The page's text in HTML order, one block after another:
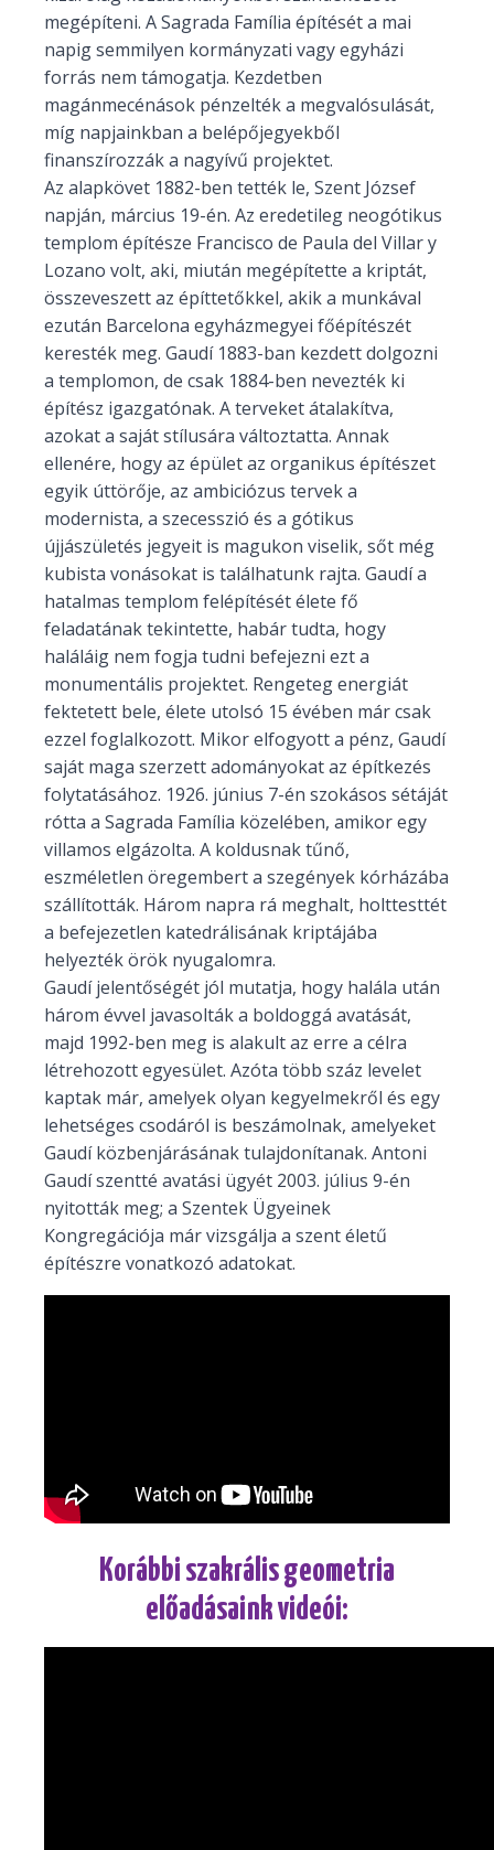
megépíteni. A Sagrada Família építését a mai
napig semmilyen kormányzati vagy egyházi
forrás nem támogatja. Kezdetben
magánmecénások pénzelték a megvalósulását,
míg napjainkban a belépőjegyekből
finanszírozzák a nagy­ívű projektet.
Az alapkövet 1882-ben tették le, Szent József
napján, március 19-én. Az eredetileg neogótikus
templom építésze Francisco de Paula del Villar y
Lo­zano volt, aki, miután megépítette a kriptát,
összeveszett az építtetőkkel, akik a munkával
ezután Barcelona egyházmegyei fő­épí­tészét
keresték meg. Gaudí 1883-ban kezdett dolgozni
a templomon, de csak 1884-ben nevezték ki
építész igazgatónak. A terveket átalakítva,
azokat a saját stílusára változtatta. Annak
ellenére, hogy az épület az organikus építészet
egyik úttörője, az ambiciózus tervek a
modernista, a szecesszió és a gótikus
újjászületés jegyeit is magukon viselik, sőt még
kubista vonásokat is találhatunk rajta. Gaudí a
hatalmas templom felépítését élete fő
feladatának tekintette, habár tudta, hogy
haláláig nem fogja tudni befejezni ezt a
monumentális projektet. Rengeteg energiát
fektetett bele, élete utolsó 15 évében már csak
ezzel foglalkozott. Mikor elfogyott a pénz, Gaudí
saját maga szerzett adományokat az építkezés
folytatásához. 1926. június 7-én szokásos sétáját
rótta a Sagrada Família közelében, amikor egy
villamos elgázolta. A koldusnak tűnő,
eszméletlen öregembert a szegények kórházába
szállították. Három napra rá meghalt, holttesttét
a befejezetlen katedrálisának kriptájába
helyezték örök nyugalomra.
Gaudí jelentőségét jól mutatja, hogy halála után
három évvel javasolták a boldoggá avatását,
majd 1992-ben meg is alakult az erre a célra
létrehozott egyesület. Azóta több száz levelet
kaptak már, amelyek olyan kegyelmekről és egy
lehetséges csodáról is beszámolnak, amelyeket
Gaudí közbenjárásának tulajdonítanak. Antoni
Gaudí szentté avatási ügyét 2003. július 9-én
nyitották meg; a Szentek Ügyei­nek
Kongregációja már vizsgálja a szent életű
építészre vonatkozó adatokat.
Korábbi szakrális geometria
előadásaink videói: